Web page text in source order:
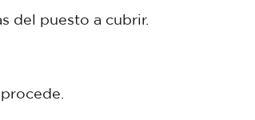
del puesto a cubrir.